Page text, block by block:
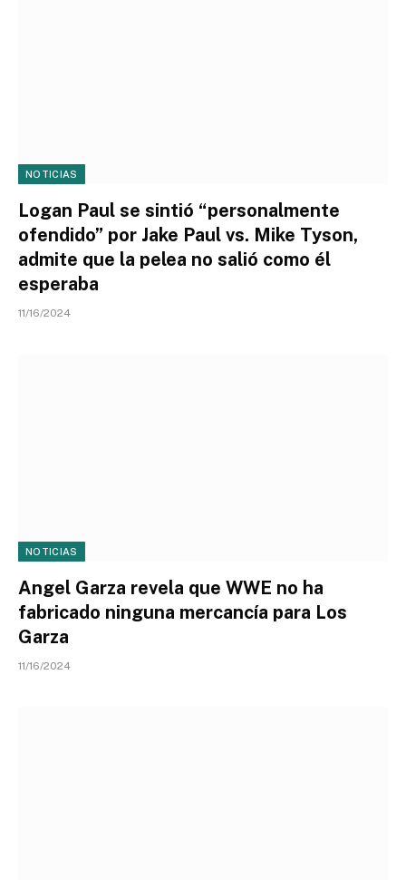
NOTICIAS
Logan Paul se sintió “personalmente
ofendido” por Jake Paul vs. Mike Tyson,
admite que la pelea no salió como él
esperaba
11/16/2024
NOTICIAS
Angel Garza revela que WWE no ha
fabricado ninguna mercancía para Los
Garza
11/16/2024